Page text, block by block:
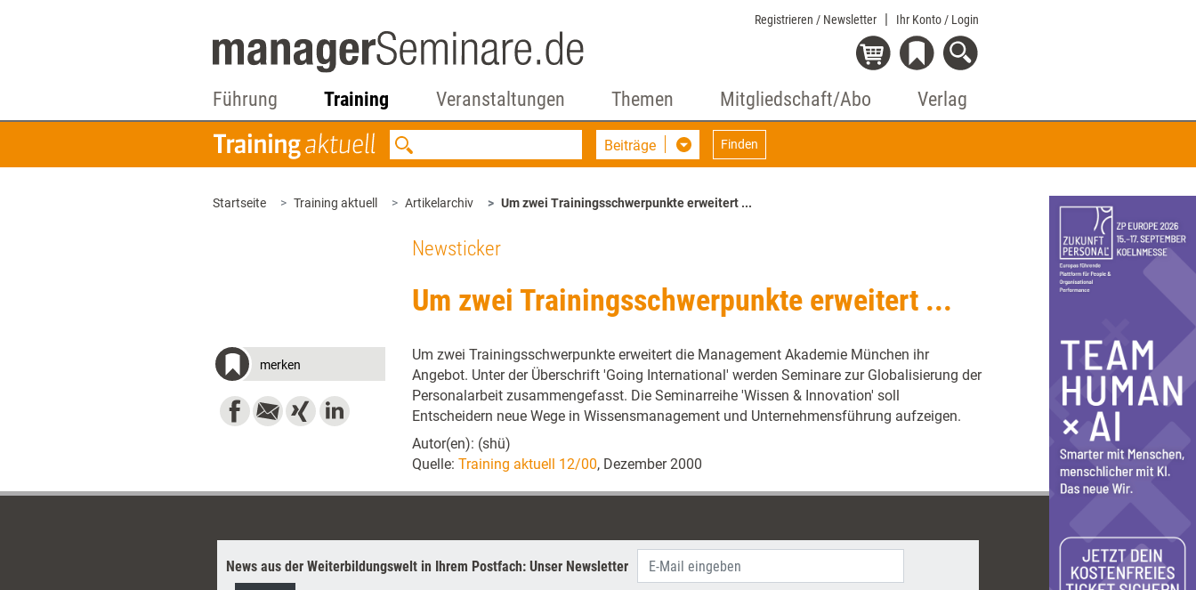
Registrieren / Newsletter Ihr Konto / Login
Führung Training Veranstaltungen Themen Mitgliedschaft/Abo Verlag
Beiträge Finden
Startseite Training aktuell Artikelarchiv Um zwei Trainingsschwerpunkte erweitert ...
Newsticker
Um zwei Trainingsschwerpunkte erweitert ...
merken
Um zwei Trainingsschwerpunkte erweitert die Management Akademie München ihr
Angebot. Unter der Überschrift 'Going International' werden Seminare zur Globalisierung der
Personalarbeit zusammengefasst. Die Seminarreihe 'Wissen & Innovation' soll
Entscheidern neue Wege in Wissensmanagement und Unternehmensführung aufzeigen.
Autor(en): (shü)
Quelle: Training aktuell 12/00, Dezember 2000
News aus der Weiterbildungswelt in Ihrem Postfach: Unser Newsletter